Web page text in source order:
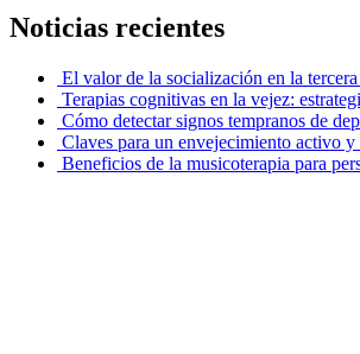
Noticias recientes
El valor de la socialización en la tercera
Terapias cognitivas en la vejez:
Cómo detectar signos tempranos de
Claves para un envejecimiento activo y
Beneficios de la musicoterapia para